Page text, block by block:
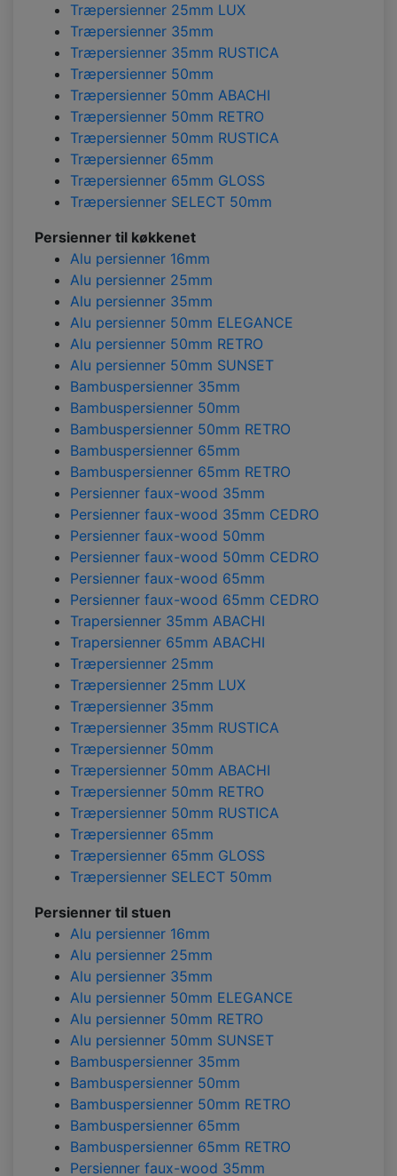
Træpersienner 25mm LUX
Træpersienner 35mm
Træpersienner 35mm RUSTICA
Træpersienner 50mm
Træpersienner 50mm ABACHI
Træpersienner 50mm RETRO
Træpersienner 50mm RUSTICA
Træpersienner 65mm
Træpersienner 65mm GLOSS
Træpersienner SELECT 50mm
Persienner til køkkenet
Alu persienner 16mm
Alu persienner 25mm
Alu persienner 35mm
Alu persienner 50mm ELEGANCE
Alu persienner 50mm RETRO
Alu persienner 50mm SUNSET
Bambuspersienner 35mm
Bambuspersienner 50mm
Bambuspersienner 50mm RETRO
Bambuspersienner 65mm
Bambuspersienner 65mm RETRO
Persienner faux-wood 35mm
Persienner faux-wood 35mm CEDRO
Persienner faux-wood 50mm
Persienner faux-wood 50mm CEDRO
Persienner faux-wood 65mm
Persienner faux-wood 65mm CEDRO
Trapersienner 35mm ABACHI
Trapersienner 65mm ABACHI
Træpersienner 25mm
Træpersienner 25mm LUX
Træpersienner 35mm
Træpersienner 35mm RUSTICA
Træpersienner 50mm
Træpersienner 50mm ABACHI
Træpersienner 50mm RETRO
Træpersienner 50mm RUSTICA
Træpersienner 65mm
Træpersienner 65mm GLOSS
Træpersienner SELECT 50mm
Persienner til stuen
Alu persienner 16mm
Alu persienner 25mm
Alu persienner 35mm
Alu persienner 50mm ELEGANCE
Alu persienner 50mm RETRO
Alu persienner 50mm SUNSET
Bambuspersienner 35mm
Bambuspersienner 50mm
Bambuspersienner 50mm RETRO
Bambuspersienner 65mm
Bambuspersienner 65mm RETRO
Persienner faux-wood 35mm